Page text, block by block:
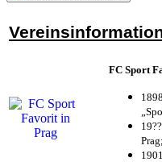
FC Sport
Prag;